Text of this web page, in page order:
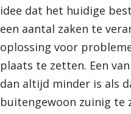
idee dat het huidige
een aantal zaken te
oplossing voor
plaats te zetten. Een
dan altijd minder is als
buitengewoon zuinig te